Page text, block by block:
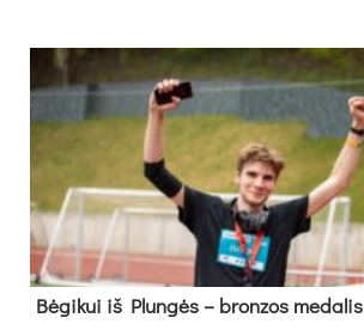
Bė­gi­kui iš Plun­gės – bron­zos me­da­lis